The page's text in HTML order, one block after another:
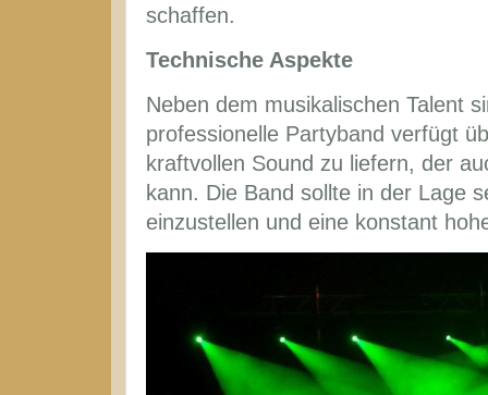
schaffen.
Technische Aspekte
Neben dem musikalischen Talent
professionelle Partyband verfügt
kraftvollen Sound zu liefern, der
kann. Die Band sollte in der Lage
einzustellen und eine konstant